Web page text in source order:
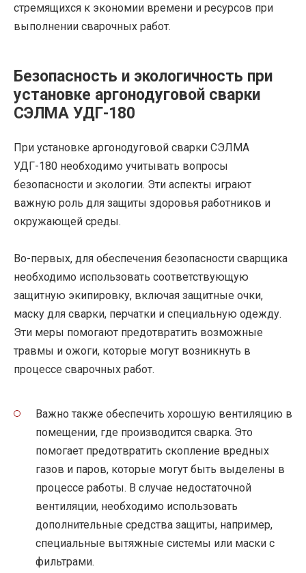
стремящихся к экономии времени и ресурсов при
выполнении сварочных работ.
Безопасность и экологичность при
установке аргонодуговой сварки
СЭЛМА УДГ-180
При установке аргонодуговой сварки СЭЛМА
УДГ-180 необходимо учитывать вопросы
безопасности и экологии. Эти аспекты играют
важную роль для защиты здоровья работников и
окружающей среды.
Во-первых, для обеспечения безопасности сварщика
необходимо использовать соответствующую
защитную экипировку, включая защитные очки,
маску для сварки, перчатки и специальную одежду.
Эти меры помогают предотвратить возможные
травмы и ожоги, которые могут возникнуть в
процессе сварочных работ.
Важно также обеспечить хорошую вентиляцию в
помещении, где производится сварка. Это
помогает предотвратить скопление вредных
газов и паров, которые могут быть выделены в
процессе работы. В случае недостаточной
вентиляции, необходимо использовать
дополнительные средства защиты, например,
специальные вытяжные системы или маски с
фильтрами.